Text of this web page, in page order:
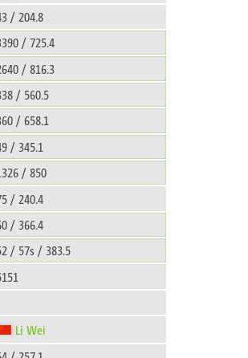
/ 204.8
/ 725.4
/ 816.3
/ 560.5
/ 658.1
/ 345.1
/ 850
/ 240.4
/ 366.4
/ 57s / 383.5
Li Wei